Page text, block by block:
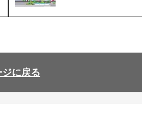
に戻る